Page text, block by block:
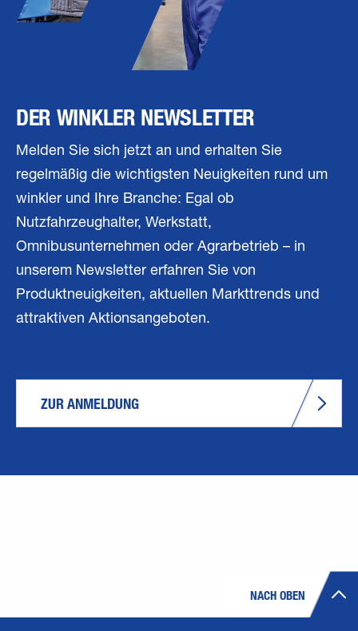
DER WINKLER NEWSLETTER
Melden Sie sich jetzt an und erhalten Sie
regelmäßig die wichtigsten Neuigkeiten rund um
winkler und Ihre Branche: Egal ob
Nutzfahrzeughalter, Werkstatt,
Omnibusunternehmen oder Agrarbetrieb – in
unserem Newsletter erfahren Sie von
Produktneuigkeiten, aktuellen Markttrends und
attraktiven Aktionsangeboten.
ZUR ANMELDUNG
NACH OBEN